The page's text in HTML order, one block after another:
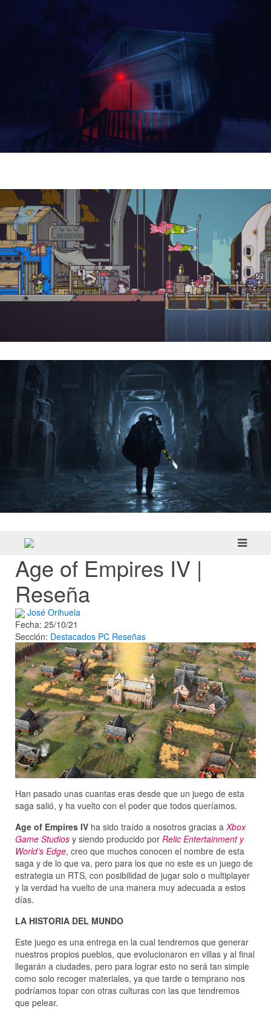
Age of Empires IV |
Reseña
José Orihuela
Fecha: 25/10/21
Sección: Destacados PC Reseñas
Han pasado unas cuantas eras desde que un juego de esta
saga salió, y ha vuelto con el poder que todos queríamos.
Age of Empires IV ha sido traído a nosotros gracias aXbox
Game Studios y siendo producido por Relic Entertainment y
World’s Edge, creo que muchos conocen el nombre de esta
saga y de lo que va, pero para los que no este es un juego de
estrategia un RTS, con posibilidad de jugar solo o multiplayer
y la verdad ha vuelto de una manera muy adecuada a estos
días.
LA HISTORIA DEL MUNDO
Este juego es una entrega en la cual tendremos que generar
nuestros propios pueblos, que evolucionaron en villas y al final
llegarán a ciudades, pero para lograr esto no será tan simple
como solo recoger materiales, ya que tarde o temprano nos
podríamos topar con otras culturas con las que tendremos
que pelear.